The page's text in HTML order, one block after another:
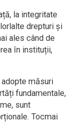
la integritate
drepturi și
ales când de
în instituții,
măsuri
fundamentale,
sunt
Tocmai